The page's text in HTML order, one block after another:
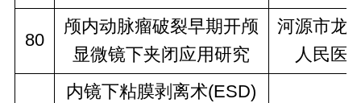
80
颅内动脉瘤破裂早期开颅
显微镜下夹闭应用研究
河源市龙
人民医
内镜下粘膜剥离术(ESD)